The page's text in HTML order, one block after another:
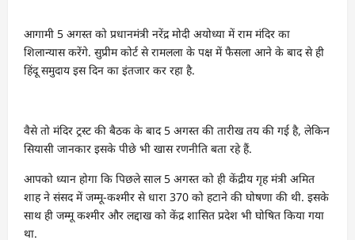
आगामी 5 अगस्त को प्रधानमंत्री नरेंद्र मोदी अयोध्या में राम मंदिर का
शिलान्यास करेंगे. सुप्रीम कोर्ट से रामलला के पक्ष में फैसला आने के बाद से ही
हिंदू समुदाय इस दिन का इंतजार कर रहा है.
वैसे तो मंदिर ट्रस्ट की बैठक के बाद 5 अगस्त की तारीख तय की गई है, लेकिन
सियासी जानकार इसके पीछे भी खास रणनीति बता रहे हैं.
आपको ध्यान होगा कि पिछले साल 5 अगस्त को ही केंद्रीय गृह मंत्री अमित
शाह ने संसद में जम्मू-कश्मीर से धारा 370 को हटाने की घोषणा की थी. इसके
साथ ही जम्मू कश्मीर और लद्दाख को केंद्र शासित प्रदेश भी घोषित किया गया
था.